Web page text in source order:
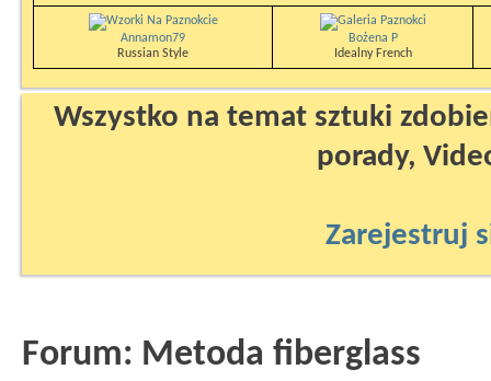
Annamon79
Russian Style
Bożena P
Idealny French
Wszystko na temat sztuki
porady,
Zarejestruj
Forum: Metoda fiberglass